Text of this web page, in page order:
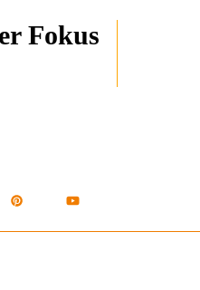
Fokus